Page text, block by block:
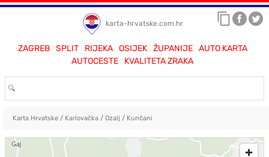
karta-hrvatske.com.hr
ZAGREB SPLIT RIJEKA OSIJEK ŽUPANIJE
AUTO KARTA
AUTOCESTE
KVALITETA ZRAKA
Karta Hrvatske/ Karlovačka/ Ozalj / Kunčani